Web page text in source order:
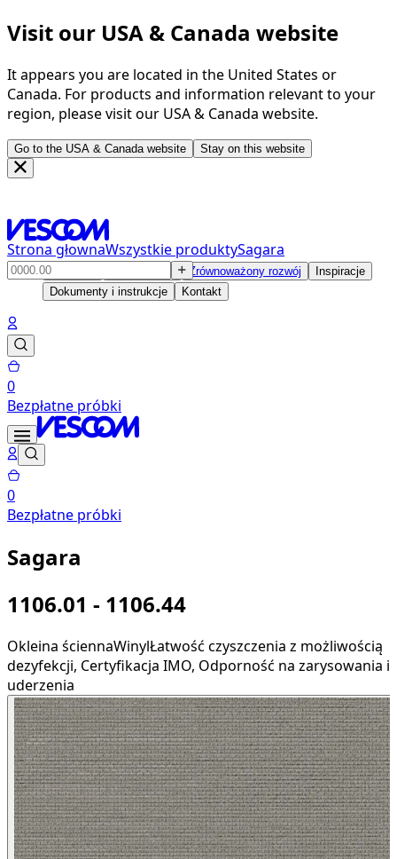
Visit our USA & Canada website
It appears you are located in the United States or
Canada. For products and information relevant to your
region, please visit our USA & Canada website.
Go to the USA & Canada website Stay on this website
Strona głownaWszystkie produktySagara
Produkty Zrównoważony rozwój
Inspiracje
Dokumenty i instrukcje
Kontakt
0
Bezpłatne próbki
0
Bezpłatne próbki
Sagara
1106.01 - 1106.44
Okleina ściennaWinylŁatwość czyszczenia z możliwością
dezyfekcji, Certyfikacja IMO, Odporność na zarysowania i
uderzenia